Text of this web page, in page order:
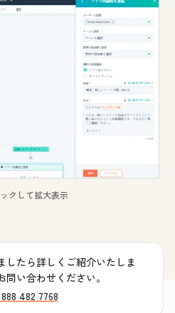
クして拡大表示
したら詳しくご紹介いたしま
い合わせください。
482 7768